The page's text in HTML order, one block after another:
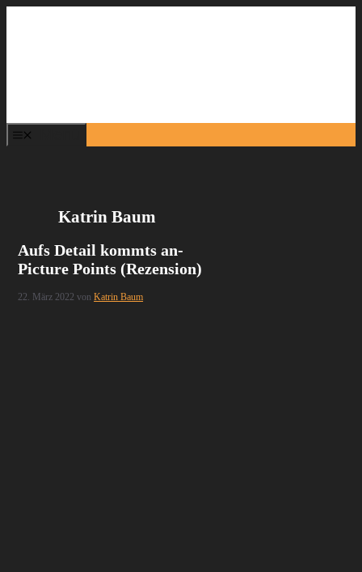
Katrin Baum
Aufs Detail kommts an-
Picture Points (Rezension)
22. März 2022 vonKatrin Baum